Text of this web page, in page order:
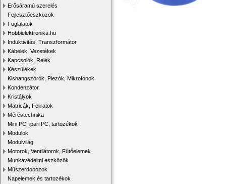
Erősáramú szerelés
Fejlesztőeszközök
Foglalatok
Hobbielektronika.hu
Induktivitás, Transzformátor
Kábelek, Vezetékek
Kapcsolók, Relék
Készülékek
Kishangszórók, Piezók, Mikrofonok
Kondenzátor
Kristályok
Matricák, Feliratok
Méréstechnika
Mini PC, ipari PC, tartozékok
Modulok
Modulvilág
Motorok, Ventilátorok, Fűtőelemek
Munkavédelmi eszközök
Műszerdobozok
Napelemek és tartozékok